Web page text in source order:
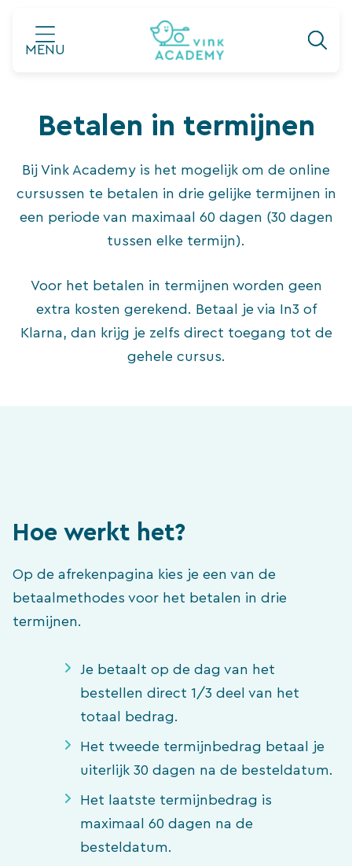
naar
MENU
Betalen in termijnen
Bij Vink Academy is het mogelijk om de online
cursussen te betalen in drie gelijke termijnen in
een periode van maximaal 60 dagen (30 dagen
tussen elke termijn).
Voor het betalen in termijnen worden geen
extra kosten gerekend. Betaal je via In3 of
Klarna, dan krijg je zelfs direct toegang tot de
gehele cursus.
Hoe werkt het?
Op de afrekenpagina kies je een van de
betaalmethodes voor het betalen in drie
termijnen.
Je betaalt op de dag van het
bestellen direct 1/3 deel van het
totaal bedrag.
Het tweede termijnbedrag betaal je
uiterlijk 30 dagen na de besteldatum.
Het laatste termijnbedrag is
maximaal 60 dagen na de
besteldatum.